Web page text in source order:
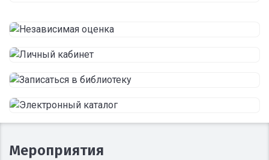
Мероприятия